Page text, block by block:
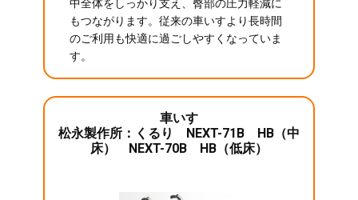
もつながります。従来の車いすより長時間
のご利用も快適に過ごしやすくなっていま
す。
車いす
松永製作所：くるり NEXT-71B HB（中
床） NEXT-70B HB（低床）